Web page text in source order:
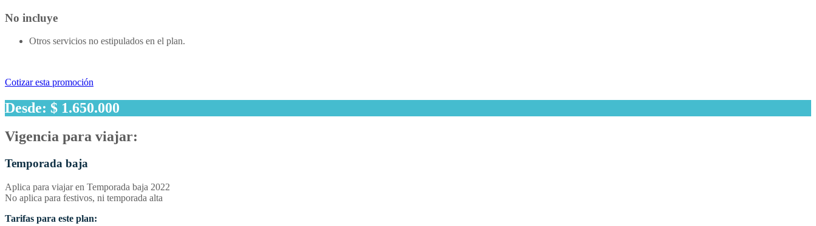
No incluye
Otros servicios no estipulados en el plan.
Cotizar esta promoción
Desde: $ 1.650.000
Vigencia para viajar:
Temporada baja
Aplica para viajar en Temporada baja 2022
No aplica para festivos, ni temporada alta
Tarifas para este plan: